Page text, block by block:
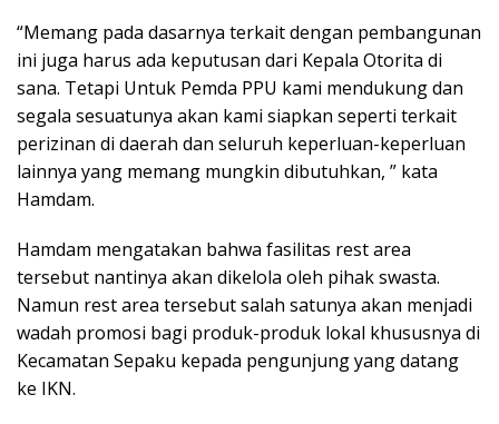
“Memang pada dasarnya terkait dengan pembangunan
ini juga harus ada keputusan dari Kepala Otorita di
sana. Tetapi Untuk Pemda PPU kami mendukung dan
segala sesuatunya akan kami siapkan seperti terkait
perizinan di daerah dan seluruh keperluan-keperluan
lainnya yang memang mungkin dibutuhkan, ” kata
Hamdam.
Hamdam mengatakan bahwa fasilitas rest area
tersebut nantinya akan dikelola oleh pihak swasta.
Namun rest area tersebut salah satunya akan menjadi
wadah promosi bagi produk-produk lokal khususnya di
Kecamatan Sepaku kepada pengunjung yang datang
ke IKN.